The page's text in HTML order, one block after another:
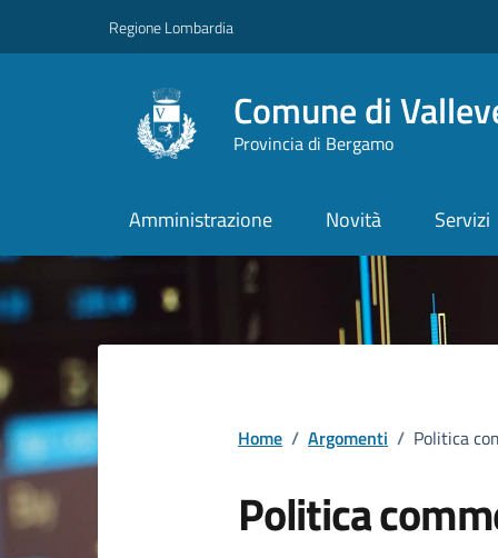
Regione Lombardia
Comune di
Provincia di Bergamo
Amministrazione Novità Servizi
Home / Argomenti / Politica
Politica